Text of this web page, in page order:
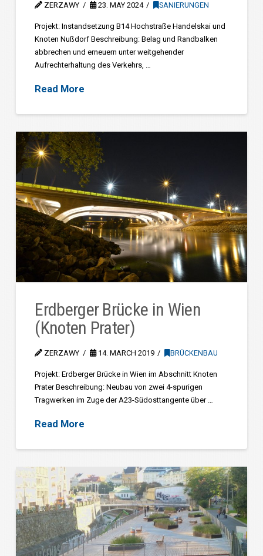
ZERZAWY 23. MAY 2024 SANIERUNGEN
Projekt: Instandsetzung B14 Hochstraße Handelskai und
Knoten Nußdorf Beschreibung: Belag und Randbalken
abbrechen und erneuern unter weitgehender
Aufrechterhaltung des Verkehrs, …
Read More
Erdberger Brücke in Wien
(Knoten Prater)
ZERZAWY 14. MARCH 2019 BRÜCKENBAU
Projekt: Erdberger Brücke in Wien im Abschnitt Knoten
Prater Beschreibung: Neubau von zwei 4-spurigen
Tragwerken im Zuge der A23-Südosttangente über …
Read More